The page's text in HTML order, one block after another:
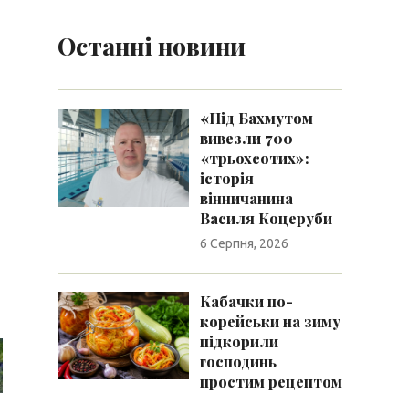
Останні новини
«Під Бахмутом
вивезли 700
«трьохсотих»:
історія
вінничанина
Василя Коцеруби
6 Серпня, 2026
Кабачки по-
корейськи на зиму
підкорили
господинь
простим рецептом